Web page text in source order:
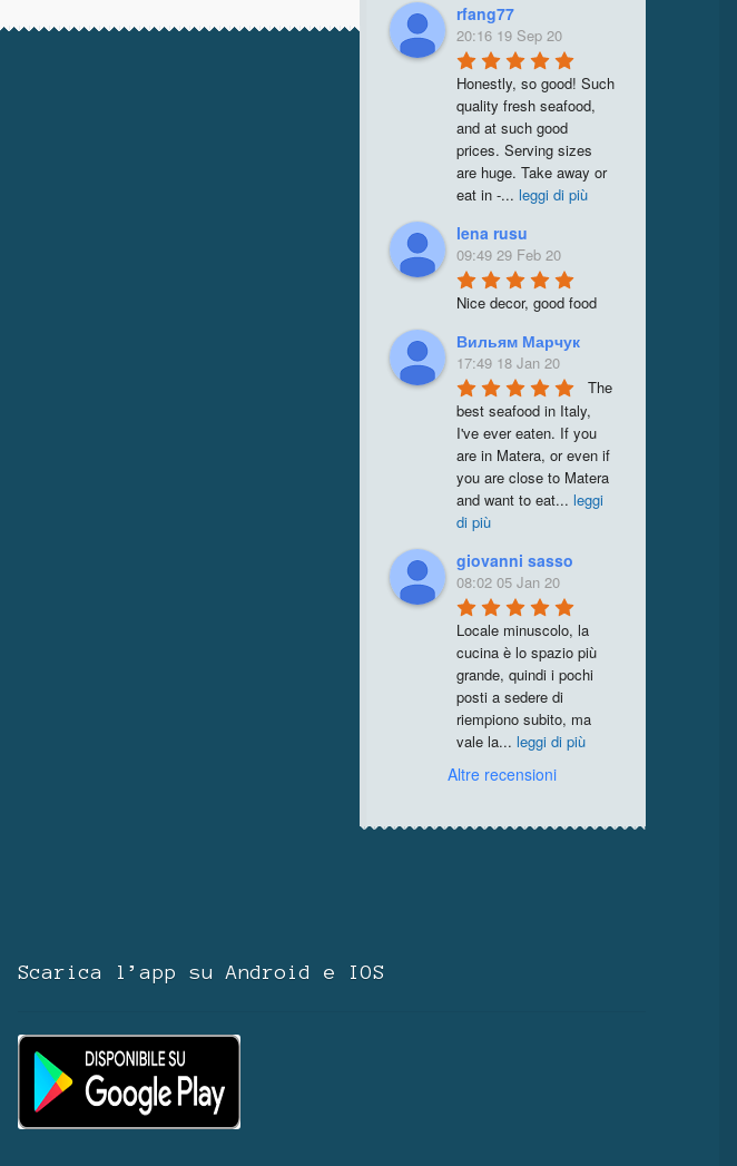
rfang77
20:16 19 Sep 20
Honestly, so good! Such
quality fresh seafood,
and at such good
prices. Serving sizes
are huge. Take away or
eat in -... leggi di più
lena rusu
09:49 29 Feb 20
Nice decor, good food
Вильям Марчук
17:49 18 Jan 20
The
best seafood in Italy,
I've ever eaten. If you
are in Matera, or even if
you are close to Matera
and want to eat... leggi
di più
giovanni sasso
08:02 05 Jan 20
Locale minuscolo, la
cucina è lo spazio più
grande, quindi i pochi
posti a sedere di
riempiono subito, ma
vale la... leggi di più
Altre recensioni
Scarica l’app su Android e IOS